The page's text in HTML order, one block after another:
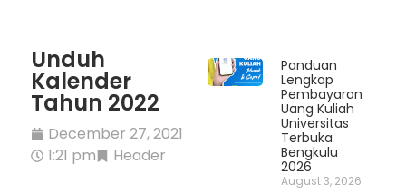
Unduh
Kalender
Tahun 2022
December 27, 2021
1:21 pm
Header
Panduan
Lengkap
Pembayaran
Uang Kuliah
Universitas
Terbuka
Bengkulu
2026
August 3, 2026